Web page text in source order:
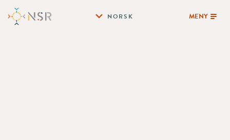
NORSK MENY